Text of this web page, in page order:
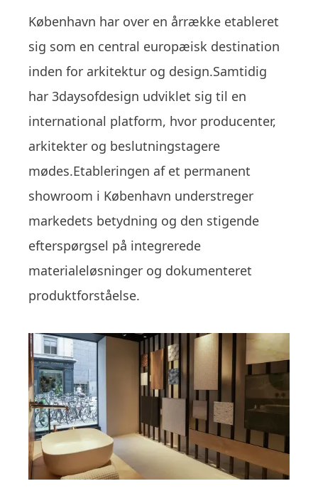
København har over en årrække etableret
sig som en central europæisk destination
inden for arkitektur og design.Samtidig
har 3daysofdesign udviklet sig til en
international platform, hvor producenter,
arkitekter og beslutningstagere
mødes.Etableringen af et permanent
showroom i København understreger
markedets betydning og den stigende
efterspørgsel på integrerede
materialeløsninger og dokumenteret
produktforståelse.